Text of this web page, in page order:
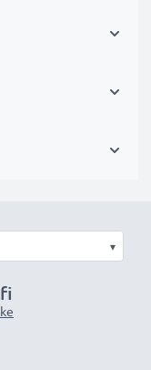
muilta tahroilta
objektiivin
▾